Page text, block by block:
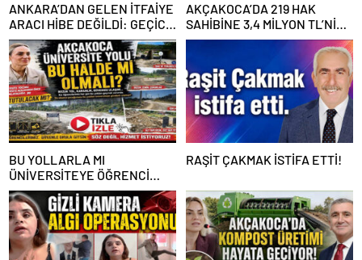
ANKARA’DAN GELEN İTFAİYE
ARACI HİBE DEĞİLDİ: GEÇİCİ
GÖREVLENDİRME SONA ERDİ
AKÇAKOCA’DA 219 HAK
SAHİBİNE 3,4 MİLYON TL’NİN
ÜZERİNDE DESTEK
BU YOLLARLA MI
ÜNİVERSİTEYE ÖĞRENCİ
ÇAĞIRACAĞIZ?
RAŞİT ÇAKMAK İSTİFA ETTİ!